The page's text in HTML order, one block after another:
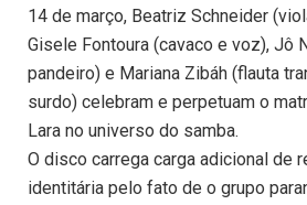
14 de março, Beatriz Schneider
Gisele Fontoura (cavaco e voz), Jô
pandeiro) e Mariana Zibáh (flauta
surdo) celebram e perpetuam o
Lara no universo do samba.
O disco carrega carga adicional de
identitária pelo fato de o grupo